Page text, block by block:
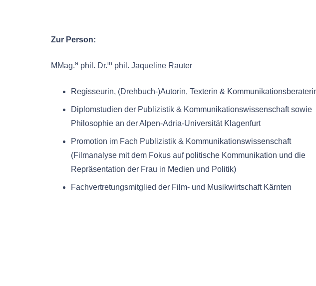
Zur Person:
MMag.a phil. Dr.in phil. Jaqueline Rauter
Regisseurin, (Drehbuch-)Autorin, Texterin &
Diplomstudien der Publizistik & Kommunikationswissenschaft sowie
Philosophie an der Alpen-Adria-Universität Klagenfurt
Promotion im Fach Publizistik & Kommunikationswissenschaft
(Filmanalyse mit dem Fokus auf politische Kommunikation und die
Repräsentation der Frau in Medien und Politik)
Fachvertretungsmitglied der Film- und Musikwirtschaft Kärnten